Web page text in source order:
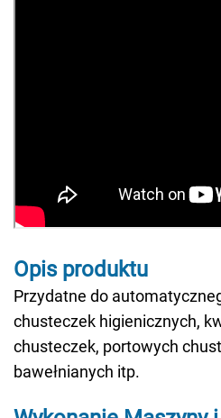
Opis produktu
Przydatne do
chusteczek higienicznych,
chusteczek, portowych
bawełnianych itp.